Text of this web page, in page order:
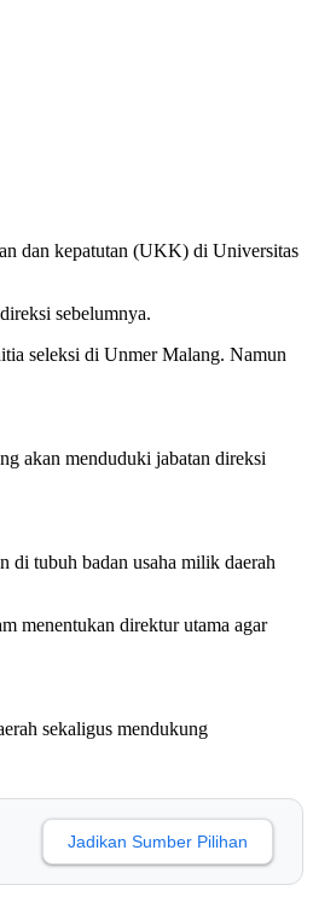
dan kepatutan (UKK) di Universitas
sebelumnya.
seleksi di Unmer Malang. Namun
akan menduduki jabatan direksi
di tubuh badan usaha milik daerah
menentukan direktur utama agar
sekaligus mendukung
Jadikan Sumber Pilihan